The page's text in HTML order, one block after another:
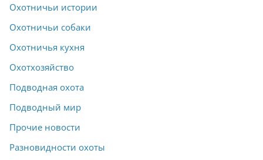
Охотничьи истории
Охотничьи собаки
Охотничья кухня
Охотхозяйство
Подводная охота
Подводный мир
Прочие новости
Разновидности охоты